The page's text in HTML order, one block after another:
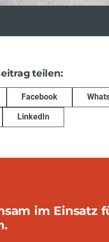
teilen:
Facebook
LinkedIn
im Einsatz